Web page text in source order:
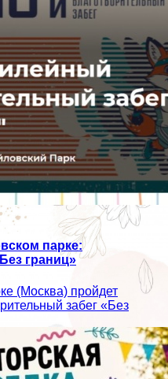
парке:
границ»
(Москва) пройдет
забег «Без